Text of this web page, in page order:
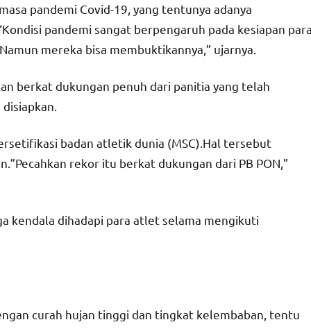
pandemi Covid-19, yang tentunya adanya
pandemi sangat berpengaruh pada kesiapan
mereka bisa membuktikannya,” ujarnya.
berkat dukungan penuh dari panitia yang telah
badan atletik dunia (MSC).Hal tersebut
rekor itu berkat dukungan dari PB PON,”
kendala dihadapi para atlet selama mengikuti
curah hujan tinggi dan tingkat kelembaban, tentu